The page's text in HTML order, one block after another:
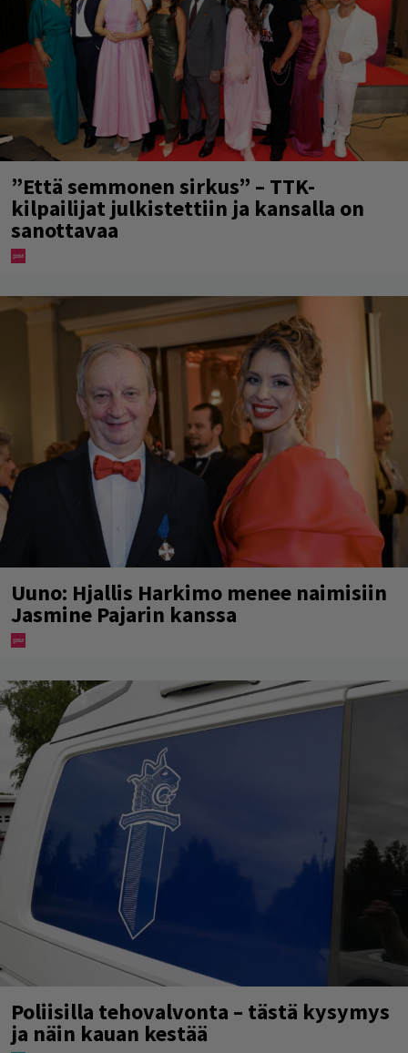
”Että semmonen sirkus” – TTK-
kilpailijat julkistettiin ja kansalla on
sanottavaa
Uuno: Hjallis Harkimo menee naimisiin
Jasmine Pajarin kanssa
Poliisilla tehovalvonta – tästä kysymys
ja näin kauan kestää